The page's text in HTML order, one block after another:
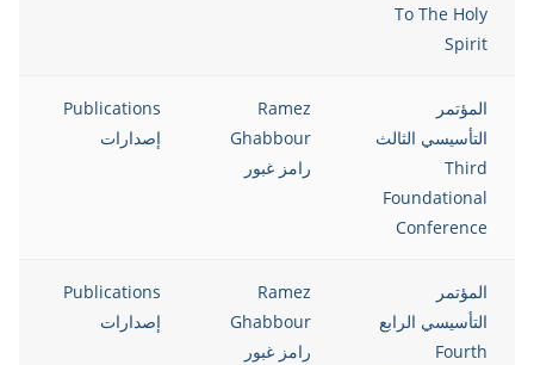
To The Holy
Spirit
المؤتمر
التأسيسي الثالث
Third
Foundational
Conference
Ramez
Ghabbour
رامز غبور
Publications
إصدارات
المؤتمر
التأسيسي الرابع
Fourth
Ramez
Ghabbour
رامز غبور
Publications
إصدارات